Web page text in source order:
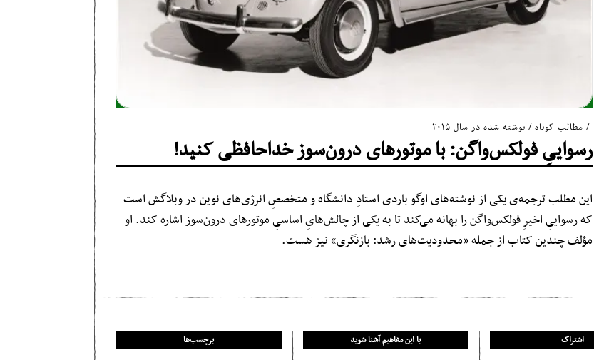
مطالب کوتاه/ نوشته شده در سال ۲۰۱۵
رسواییِ فولکس‌واگن: با موتورهای درون‌سوز خداحافظی کنید!
این مطلب ترجمه‌ی یکی از نوشته‌‌های اوگو باردی استادِ دانشگاه و متخصصِ انرژی‌های نوین در وبلاگش است
که رسواییِ اخیرِ فولکس‌واگن را بهانه می‌کند تا به یکی از چالش‌هایِ‌ اساسیِ موتورهای درون‌سوز اشاره کند. او
مؤلف چندین کتاب از جمله «محدودیت‌های رشد: بازنگری» نیز هست.
برچسب‌ها با این مفاهیم آشنا شوید اشتراک